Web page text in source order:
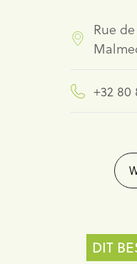
Rue
+32 80
DIT